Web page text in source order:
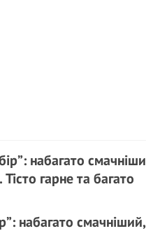
набагато смачніший,